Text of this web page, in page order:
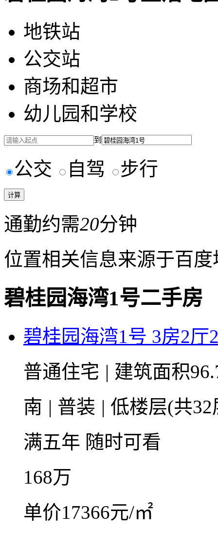
地铁站
公交站
商场和超市
幼儿园和学校
到
公交 自驾 步行
通勤约需20分钟
位置相关信息来源于百
碧桂园海湾1号二手房
碧桂园海湾1号 3房2厅
普通住宅 | 建筑面积
南 | 普装 | 低楼层(共
满五年 随时可看
168万
单价17366元/㎡